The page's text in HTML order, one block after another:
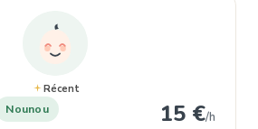
Récent
Nounou à Bias
Nounou 15 €/h